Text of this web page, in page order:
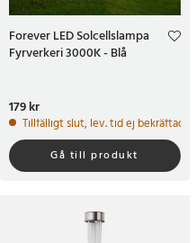
Forever LED Solcellslampa
Fyrverkeri 3000K - Blå
Pris:179 kr
179 kr
Tillfälligt slut, lev. tid ej bekräftad.
Gå till produkt